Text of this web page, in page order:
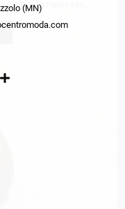
(MN)
a te riservate.